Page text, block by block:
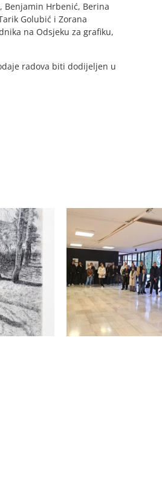
Benjamin Hrbenić, Berina
Golubić i Zorana
na Odsjeku za grafiku,
radova biti dodijeljen u